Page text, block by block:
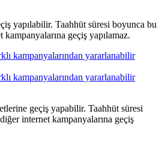
yapılabilir. Taahhüt süresi boyunca bu
geçiş yapılamaz.​
kampanyalarından yararlanabilir
kampanyalarından yararlanabilir
geçiş yapabilir. Taahhüt süresi
internet kampanyalarına geçiş